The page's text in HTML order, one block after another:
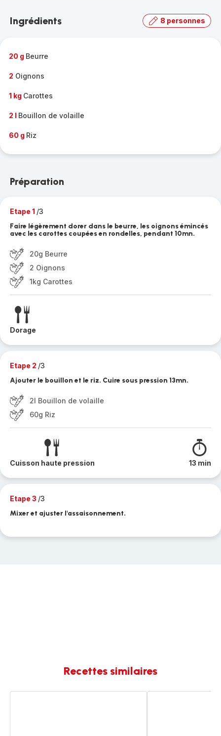
gamme
Ingrédients 8 personnes
20 g Beurre
2 Oignons
1 kg Carottes
2 l Bouillon de volaille
60 g Riz
Préparation
Etape 1 /3
Faire légèrement dorer dans le beurre, les oignons émincés
avec les carottes coupées en rondelles, pendant 10mn.
20g Beurre
2 Oignons
1kg Carottes
Dorage
Etape 2 /3
Ajouter le bouillon et le riz. Cuire sous pression 13mn.
2l Bouillon de volaille
60g Riz
Cuisson haute pression 13 min
Etape 3 /3
Mixer et ajuster l'assaisonnement.
Recettes similaires